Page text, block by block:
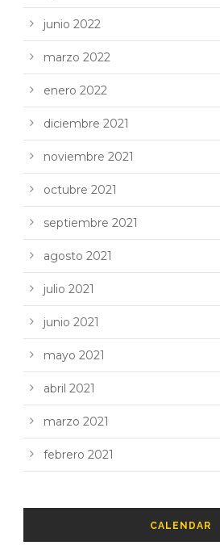
junio 2022
marzo 2022
enero 2022
diciembre 2021
noviembre 2021
octubre 2021
septiembre 2021
agosto 2021
julio 2021
junio 2021
mayo 2021
abril 2021
marzo 2021
febrero 2021
CALENDAR